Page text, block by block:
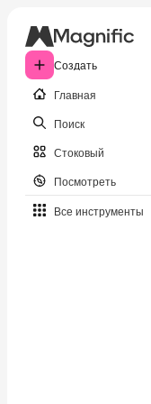
Создать
Главная
Поиск
Стоковый
Посмотреть
Все инструменты